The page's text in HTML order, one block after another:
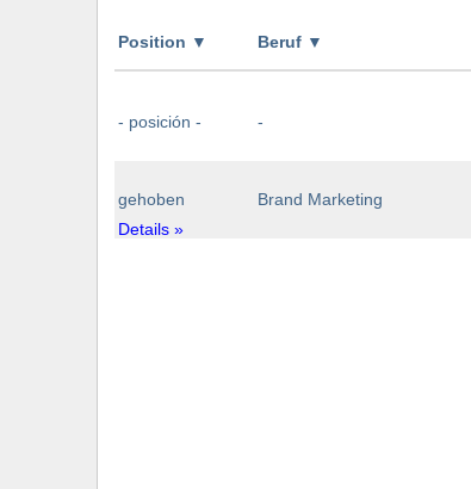
Position ▼ Beruf ▼
- posición - -
gehoben
Details »
Brand Marketing